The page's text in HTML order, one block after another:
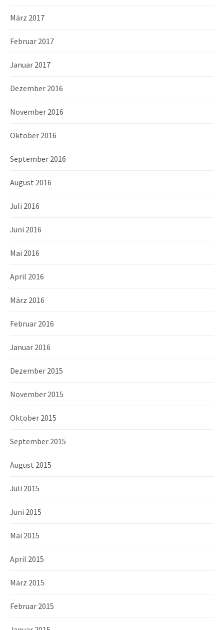
März 2017
Februar 2017
Januar 2017
Dezember 2016
November 2016
Oktober 2016
September 2016
August 2016
Juli 2016
Juni 2016
Mai 2016
April 2016
März 2016
Februar 2016
Januar 2016
Dezember 2015
November 2015
Oktober 2015
September 2015
August 2015
Juli 2015
Juni 2015
Mai 2015
April 2015
März 2015
Februar 2015